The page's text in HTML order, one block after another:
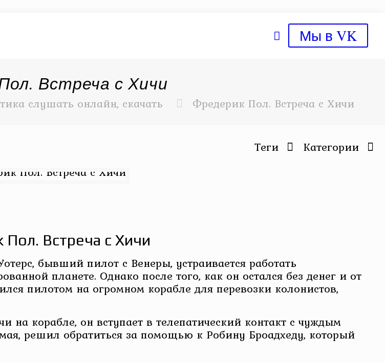
Мы в VK
Встреча с Хичи
слушать онлайн, скачать Фредерик Пол. Встреча с Хичи
Категории
Теги
Встреча с Хичи
бывший пилот с Венеры, устраивается работать
планете. Однако после того, как он остался без денег и от
пилотом на огромном корабле для перевозки колонистов,
корабле, он вступает в телепатический контакт с чуждым
решил обратиться за помощью к Робину Броадхеду, который